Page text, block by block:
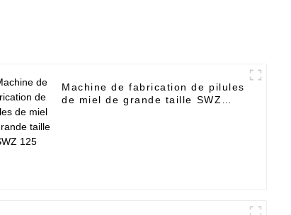
Machine de fabrication de pilules
de miel de grande taille SWZ